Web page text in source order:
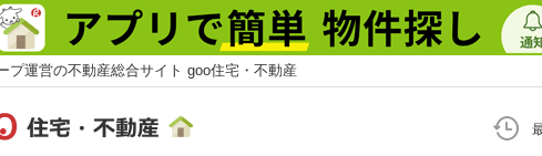
プ運営の不動産総合サイト goo住宅・不動産